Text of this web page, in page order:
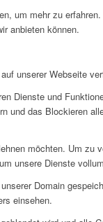
um mehr zu
anbieten können.
unserer Webseite
Dienste und
und das Blockieren
möchten. Um
unsere Dienste
Domain
einsehen.